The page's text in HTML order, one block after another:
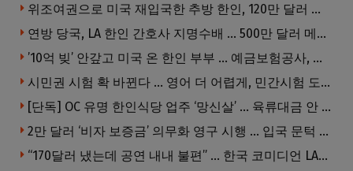
위조여권으로 미국 재입국한 추방 한인, 120만 달러 은행 사기 행각
연방 당국, LA 한인 간호사 지명수배 … 500만 달러 메디캐어 사기, 선고 직전 한국 도주
’10억 빚’ 안갚고 미국 온 한인 부부 … 예금보험공사, 미국서 소송
시민권 시험 확 바뀐다 … 영어 더 어렵게, 민간시험 도입 추진
[단독] OC 유명 한인식당 업주 ‘망신살’ … 육류대금 안 갚자 식당서 공개추심
2만 달러 ‘비자 보증금’ 의무화 영구 시행 … 입국 문턱 더 높아진다.
“170달러 냈는데 공연 내내 불편” … 한국 코미디언 LA공연, 음향 불량에 외모 비하 개그 논란